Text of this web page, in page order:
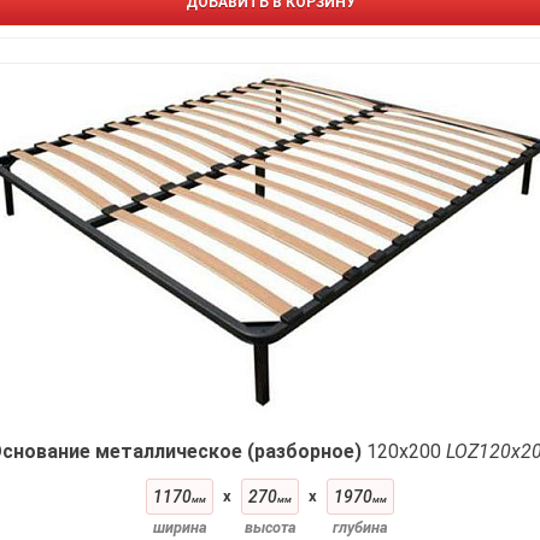
металлическое (разборное)120x200
1170мм
ширина
x 270мм
высота
x 1970мм
глубина